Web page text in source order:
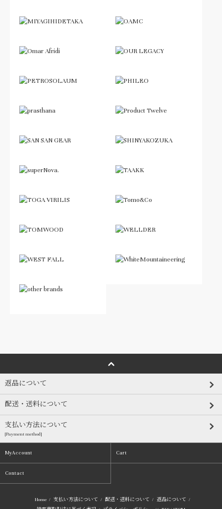
返品について
配送・送料について
支払い方法について
[Payment method]
MyAccount Cart
Contact
Home / 支払い方法について / 配送・送料について / 返品について /